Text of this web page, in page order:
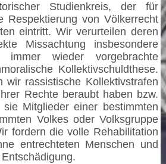
Studienkreis, der für
Respektierung von Völkerrecht
eintritt. Wir verurteilen deren
Missachtung insbesondere
wieder vorgebrachte
Kollektivschuldthese.
wir rassistische Kollektivstrafen
Rechte beraubt haben bzw.
Mitglieder einer bestimmten
Volkes oder Volksgruppe
fordern die volle Rehabilitation
entrechteten Menschen und